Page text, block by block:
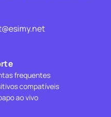
frequentes
compatíveis
ao vivo